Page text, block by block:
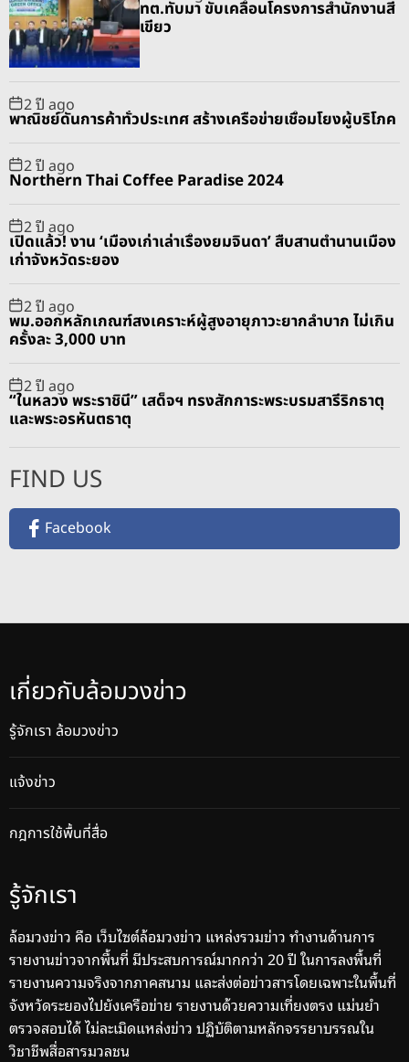
l
a
r
n
e
e
ทต.ทับมา ขับเคลื่อนโครงการสำนักงานสี
เขียว
2 ปี ago
พาณิชย์ดันการค้าทั่วประเทศ สร้างเครือข่ายเชื่อมโยงผู้บริโภค
2 ปี ago
Northern Thai Coffee Paradise 2024
2 ปี ago
เปิดแล้ว! งาน ‘เมืองเก่าเล่าเรื่องยมจินดา’ สืบสานตำนานเมือง
เก่าจังหวัดระยอง
2 ปี ago
พม.ออกหลักเกณฑ์สงเคราะห์ผู้สูงอายุภาวะยากลำบาก ไม่เกิน
ครั้งละ 3,000 บาท
2 ปี ago
“ในหลวง พระราชินี” เสด็จฯ ทรงสักการะพระบรมสารีริกธาตุ
และพระอรหันตธาตุ
FIND US
Facebook
เกี่ยวกับล้อมวงข่าว
รู้จักเรา ล้อมวงข่าว
แจ้งข่าว
กฎการใช้พื้นที่สื่อ
รู้จักเรา
ล้อมวงข่าว คือ เว็บไซต์ล้อมวงข่าว แหล่งรวมข่าว ทำงานด้านการ
รายงานข่าวจากพื้นที่ มีประสบการณ์มากกว่า 20 ปี ในการลงพื้นที่
รายงานความจริงจากภาคสนาม และส่งต่อข่าวสารโดยเฉพาะในพื้นที่
จังหวัดระยองไปยังเครือข่าย รายงานด้วยความเที่ยงตรง แม่นยำ
ตรวจสอบได้ ไม่ละเมิดแหล่งข่าว ปฏิบัติตามหลักจรรยาบรรณใน
วิชาชีพสื่อสารมวลชน